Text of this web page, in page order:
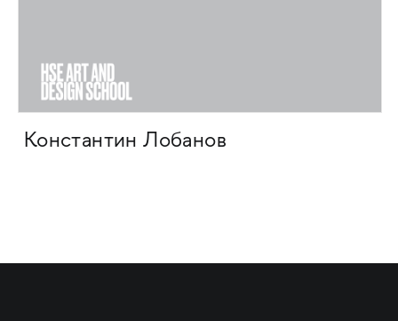
Константин Лобанов